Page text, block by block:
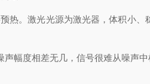
。激光光源为激光器，体积小、
度相差无几，信号很难从噪声中